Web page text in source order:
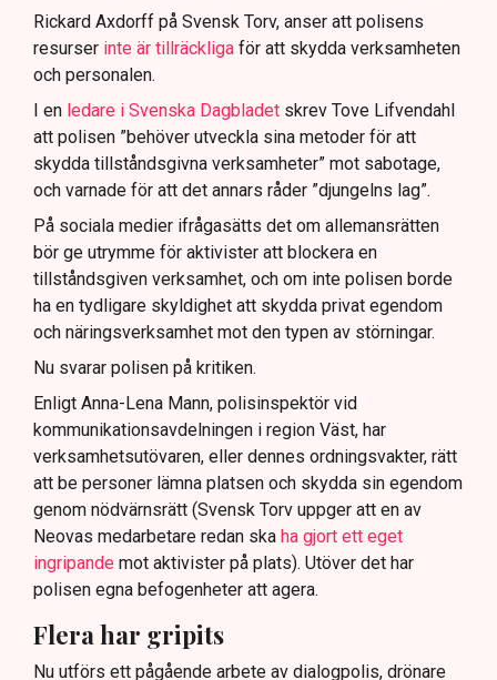
att navigera juridiska rättigheter och gränser.
Rickard Axdorff på Svensk Torv, anser att polisens
resurser inte är tillräckliga för att skydda verksamheten
och personalen.
I en ledare i Svenska Dagbladet skrev Tove Lifvendahl
att polisen ”behöver utveckla sina metoder för att
skydda tillståndsgivna verksamheter” mot sabotage,
och varnade för att det annars råder ”djungelns lag”.
På sociala medier ifrågasätts det om allemansrätten
bör ge utrymme för aktivister att blockera en
tillståndsgiven verksamhet, och om inte polisen borde
ha en tydligare skyldighet att skydda privat egendom
och näringsverksamhet mot den typen av störningar.
Nu svarar polisen på kritiken.
Enligt Anna-Lena Mann, polisinspektör vid
kommunikationsavdelningen i region Väst, har
verksamhetsutövaren, eller dennes ordningsvakter, rätt
att be personer lämna platsen och skydda sin egendom
genom nödvärnsrätt (Svensk Torv uppger att en av
Neovas medarbetare redan ska ha gjort ett eget
ingripande mot aktivister på plats). Utöver det har
polisen egna befogenheter att agera.
Flera har gripits
Nu utförs ett pågående arbete av dialogpolis, drönare